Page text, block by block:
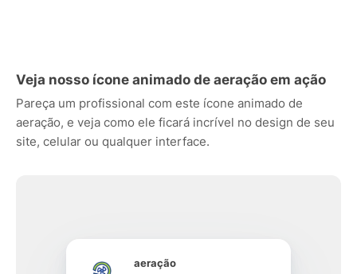
Veja nosso ícone animado de aeração em ação
Pareça um profissional com este ícone animado de
aeração, e veja como ele ficará incrível no design de seu
site, celular ou qualquer interface.
aeração